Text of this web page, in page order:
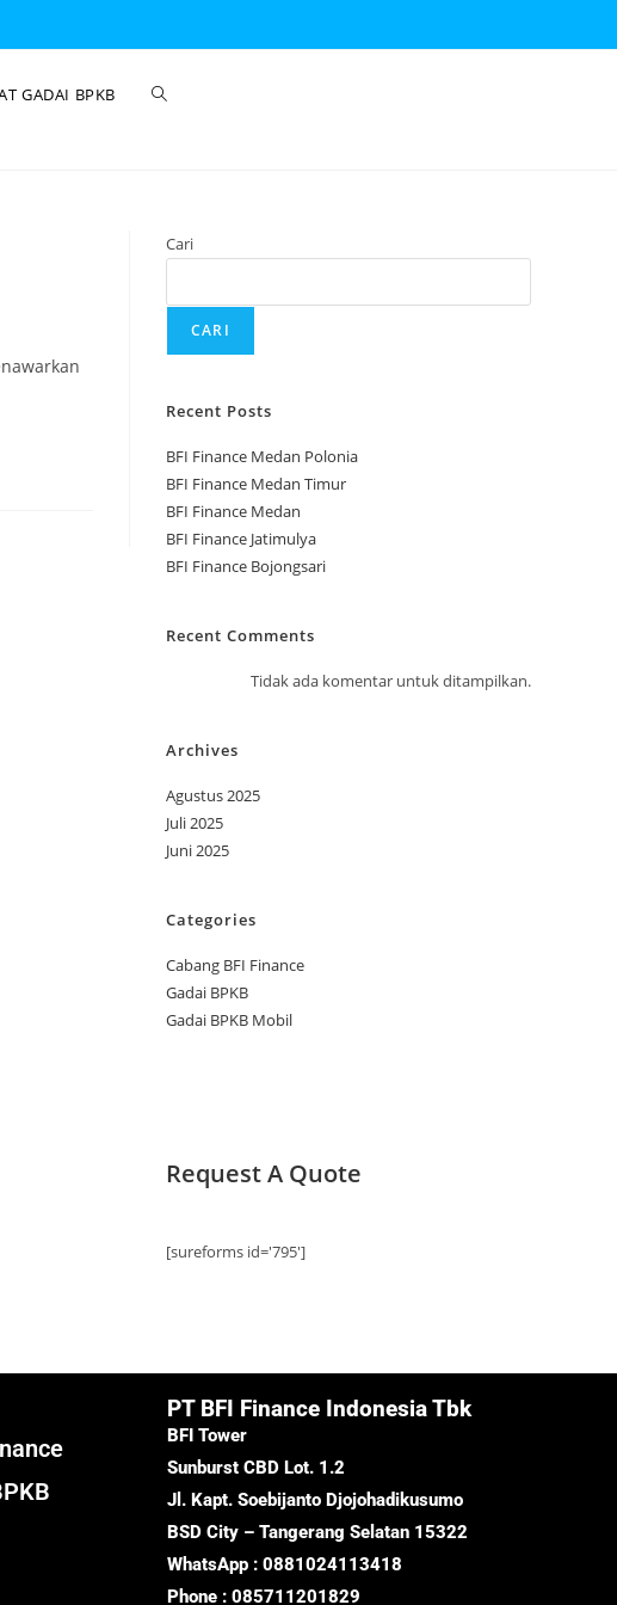
GADAI BPKB
Cari
CARI
Recent Posts
BFI Finance Medan Polonia
BFI Finance Medan Timur
BFI Finance Medan
BFI Finance Jatimulya
BFI Finance Bojongsari
Recent Comments
Tidak ada komentar untuk ditampilkan.
Archives
Agustus 2025
Juli 2025
Juni 2025
Categories
Cabang BFI Finance
Gadai BPKB
Gadai BPKB Mobil
Request A Quote
[sureforms id='795']
PT BFI Finance Indonesia Tbk
BFI Tower
Sunburst CBD Lot. 1.2
Jl. Kapt. Soebijanto Djojohadikusumo
BSD City – Tangerang Selatan 15322
WhatsApp : 0881024113418
Phone : 085711201829